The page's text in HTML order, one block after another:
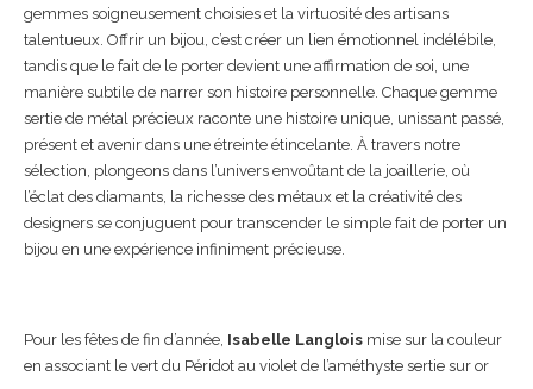
gemmes soigneusement choisies et la virtuosité des artisans
talentueux. Offrir un bijou, c’est créer un lien émotionnel indélébile,
tandis que le fait de le porter devient une affirmation de soi, une
manière subtile de narrer son histoire personnelle. Chaque gemme
sertie de métal précieux raconte une histoire unique, unissant passé,
présent et avenir dans une étreinte étincelante. À travers notre
sélection, plongeons dans l’univers envoûtant de la joaillerie, où
l’éclat des diamants, la richesse des métaux et la créativité des
designers se conjuguent pour transcender le simple fait de porter un
bijou en une expérience infiniment précieuse.
Pour les fêtes de fin d’année, Isabelle Langlois mise sur la couleur
en associant le vert du Péridot au violet de l’améthyste sertie sur or